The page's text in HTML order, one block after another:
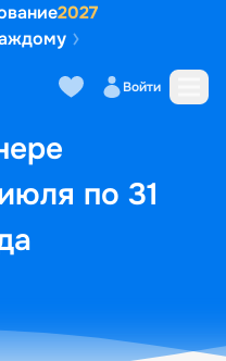
2027
Войти
по 31
Маршрут и